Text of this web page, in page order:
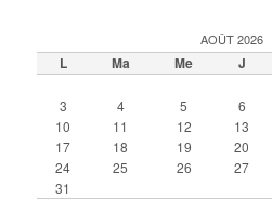
AOÛT 2026
L Ma Me J
3
4 5 6
10
11 12 13
17
18 19 20
24
25 26 27
31